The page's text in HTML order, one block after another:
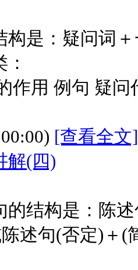
构是：疑问词
作用 例句 疑
[查看全文]
解(四)
结构是：陈述
述句(否定)＋(